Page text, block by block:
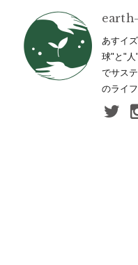
あすイ
球"と"人
でサス
のライ